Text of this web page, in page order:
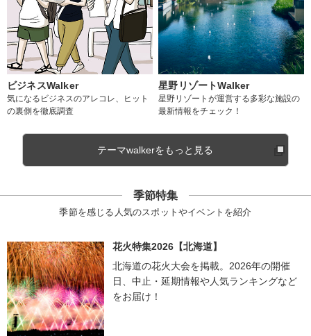
ビジネスWalker
気になるビジネスのアレコレ、ヒット
の裏側を徹底調査
星野リゾートWalker
星野リゾートが運営する多彩な施設の
最新情報をチェック！
テーマwalkerをもっと見る
季節特集
季節を感じる人気のスポットやイベントを紹介
花火特集2026【北海道】
北海道の花火大会を掲載。2026年の開催
日、中止・延期情報や人気ランキングなど
をお届け！